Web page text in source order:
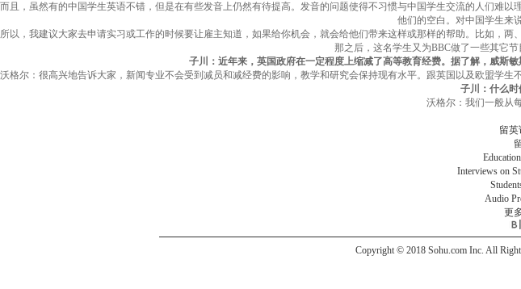
而且，虽然有的中国学生英语不错，但是在有些发音上仍然有待提高。发音的问题使得不习惯与中国学生交流的人们难
他们的空白。对中国学生来
所以，我建议大家去申请实习或工作的时候要让雇主知道，如果给你机会，就会给他们带来这样或那样的帮助。比如，
那之后，这名学生又为BBC做了一些其它
子川：近年来，英国政府在一定程度上缩减了高等教育经费。据了解，威斯
沃格尔：很高兴地告诉大家，新闻专业不会受到减员和减经费的影响，教学和研究会保持现有水平。跟英国以及欧盟学
子川：什么时
沃格尔：我们一般从
留英
Interviews on
Audio
更
Copyright © 2018 Sohu.com Inc. All